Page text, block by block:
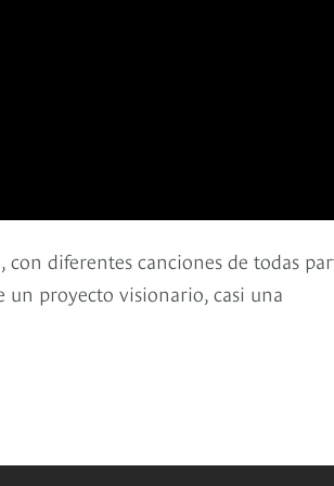
diferentes canciones de todas
un proyecto visionario, casi una